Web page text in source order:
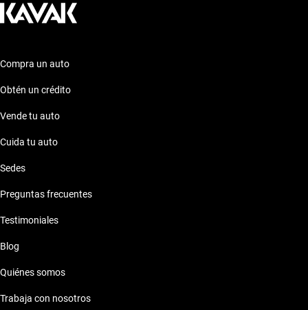
encuentra el auto que se ajuste perfectamente a tus
necesidades y preferencias!
Compra un auto
Obtén un crédito
Vende tu auto
Cuida tu auto
Sedes
Preguntas frecuentes
Testimoniales
Blog
Quiénes somos
Trabaja con nosotros